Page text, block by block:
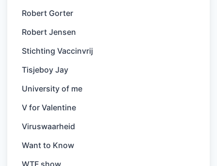
Robert Gorter
Robert Jensen
Stichting Vaccinvrij
Tisjeboy Jay
University of me
V for Valentine
Viruswaarheid
Want to Know